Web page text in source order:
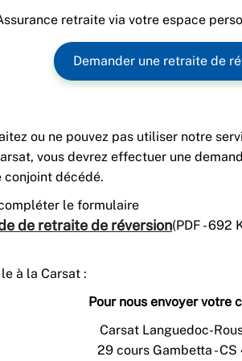
retraite via votre espace
Demander une retraite de
ou ne pouvez pas utiliser notre
vous devrez effectuer une
décédé.
le formulaire
de retraite de réversion(PDF - 692
à la Carsat :
Pour nous envoyer votre
Carsat Languedoc-
29 cours Gambetta - CS